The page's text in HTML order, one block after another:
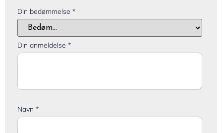
Din bedømmelse *
Din anmeldelse *
Navn *